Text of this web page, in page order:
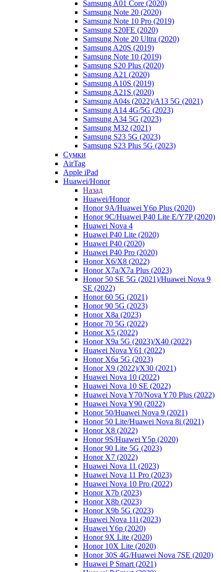
Samsung A01 Core (2020)
Samsung Note 20 (2020)
Samsung Note 10 Pro (2019)
Samsung S20FE (2020)
Samsung Note 20 Ultra (2020)
Samsung A20S (2019)
Samsung Note 10 (2019)
Samsung S20 Plus (2020)
Samsung A21 (2020)
Samsung A10S (2019)
Samsung A21S (2020)
Samsung A04s (2022)/А13 5G (2021)
Samsung A14 4G/5G (2023)
Samsung A34 5G (2023)
Samsung M32 (2021)
Samsung S23 5G (2023)
Samsung S23 Plus 5G (2023)
Сумки
AirTag
Apple iPad
Huawei/Honor
Назад
Huawei/Honor
Honor 9A/Huawei Y6p Plus (2020)
Honor 9C/Huawei P40 Lite E/Y7P (2020)
Huawei Nova 4
Huawei P40 Lite (2020)
Huawei P40 (2020)
Huawei P40 Pro (2020)
Honor X6/Х8 (2022)
Honor X7a/X7a Plus (2023)
Honor 50 SE 5G (2021)/Huawei Nova 9
SE (2022)
Honor 60 5G (2021)
Honor 90 5G (2023)
Honor X8a (2023)
Honor 70 5G (2022)
Honor X5 (2022)
Honor X9a 5G (2023)/Х40 (2022)
Huawei Nova Y61 (2022)
Honor X6a 5G (2023)
Honor X9 (2022)/Х30 (2021)
Huawei Nova 10 (2022)
Huawei Nova 10 SE (2022)
Huawei Nova Y70/Nova Y70 Plus (2022)
Huawei Nova Y90 (2022)
Honor 50/Huawei Nova 9 (2021)
Honor 50 Lite/Huawei Nova 8i (2021)
Honor X8 (2022)
Honor 9S/Huawei Y5p (2020)
Honor 90 Lite 5G (2023)
Honor X7 (2022)
Huawei Nova 11 (2023)
Huawei Nova 11 Pro (2023)
Huawei Nova 10 Pro (2022)
Honor X7b (2023)
Honor X8b (2023)
Honor X9b 5G (2023)
Huawei Nova 11i (2023)
Huawei Y6p (2020)
Honor 9X Lite (2020)
Honor 10X Lite (2020)
Honor 30S 4G/Huawei Nova 7SE (2020)
Huawei P Smart (2021)